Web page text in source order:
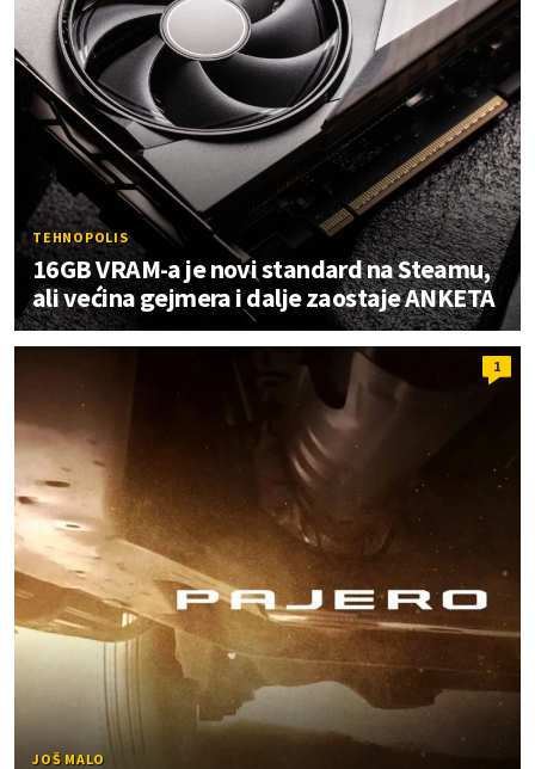
TEHNOPOLIS
16GB VRAM-a je novi standard na Steamu,
ali većina gejmera i dalje zaostaje ANKETA
1
JOŠ MALO